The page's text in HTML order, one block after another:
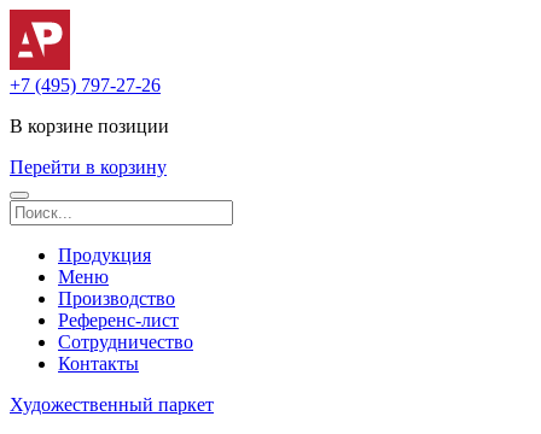
+7 (495) 797-27-26
В корзине позиции
Перейти в корзину
Продукция
Меню
Производство
Референс-лист
Сотрудничество
Контакты
Художественный паркет